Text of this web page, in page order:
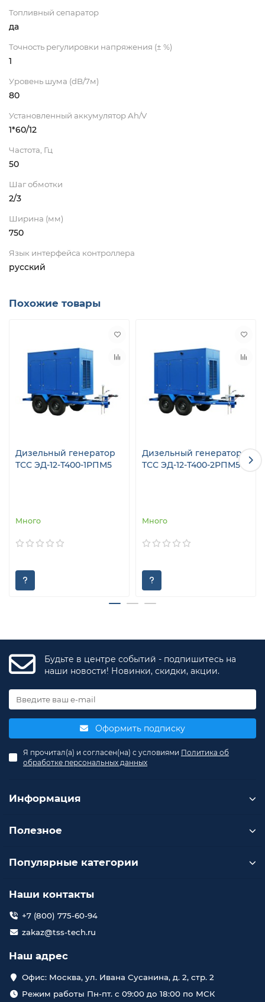
Топливный сепаратор
да
Точность регулировки напряжения (± %)
1
Уровень шума (dB/7м)
80
Установленный аккумулятор Ah/V
1*60/12
Частота, Гц
50
Шаг обмотки
2/3
Ширина (мм)
750
Язык интерфейса контроллера
русский
Похожие товары
Дизельный генератор
ТСС ЭД-12-Т400-1РПМ5
Много
Дизельный генератор
ТСС ЭД-12-Т400-2РПМ5
Много
Будьте в центре событий - подпишитесь на
наши новости! Новинки, скидки, акции.
Оформить подписку
Я прочитал(а) и согласен(на) с условиями Политика об
обработке персональных данных
Информация
Полезное
Популярные категории
Наши контакты
+7 (800) 775-60-94
zakaz@tss-tech.ru
Наш адрес
Офис: Москва, ул. Ивана Сусанина, д. 2, стр. 2
Режим работы Пн-пт. с 09:00 до 18:00 по МСК